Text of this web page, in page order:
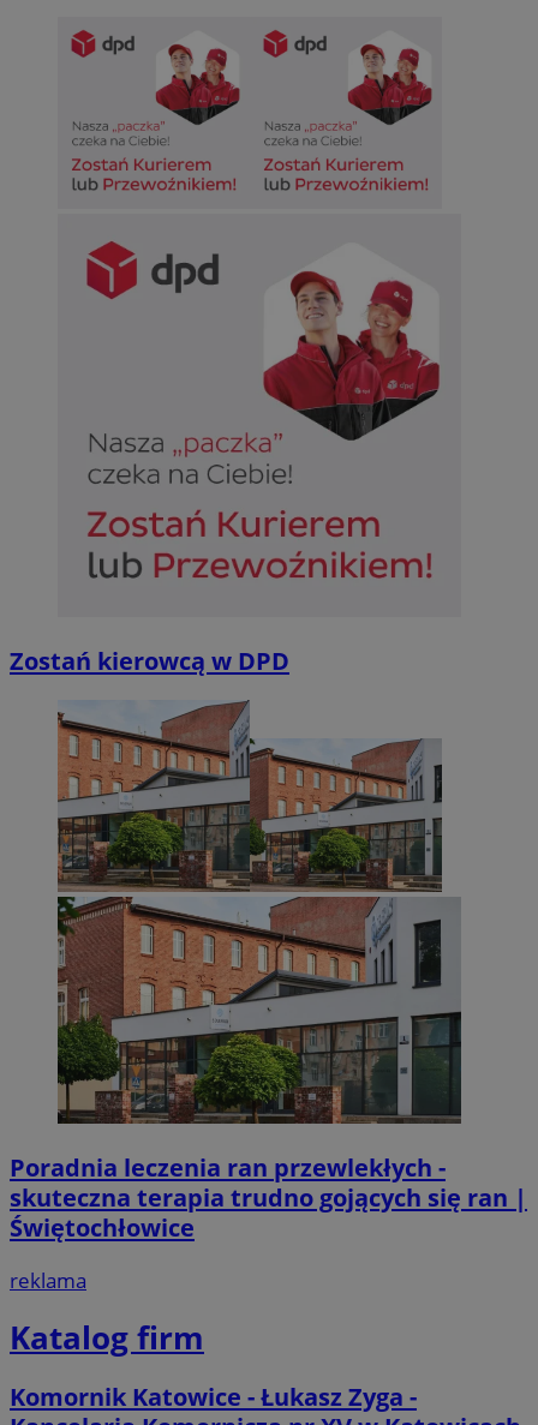
Zostań kierowcą w DPD
Poradnia leczenia ran przewlekłych -
skuteczna terapia trudno gojących się ran |
Świętochłowice
reklama
Katalog firm
Komornik Katowice - Łukasz Zyga -